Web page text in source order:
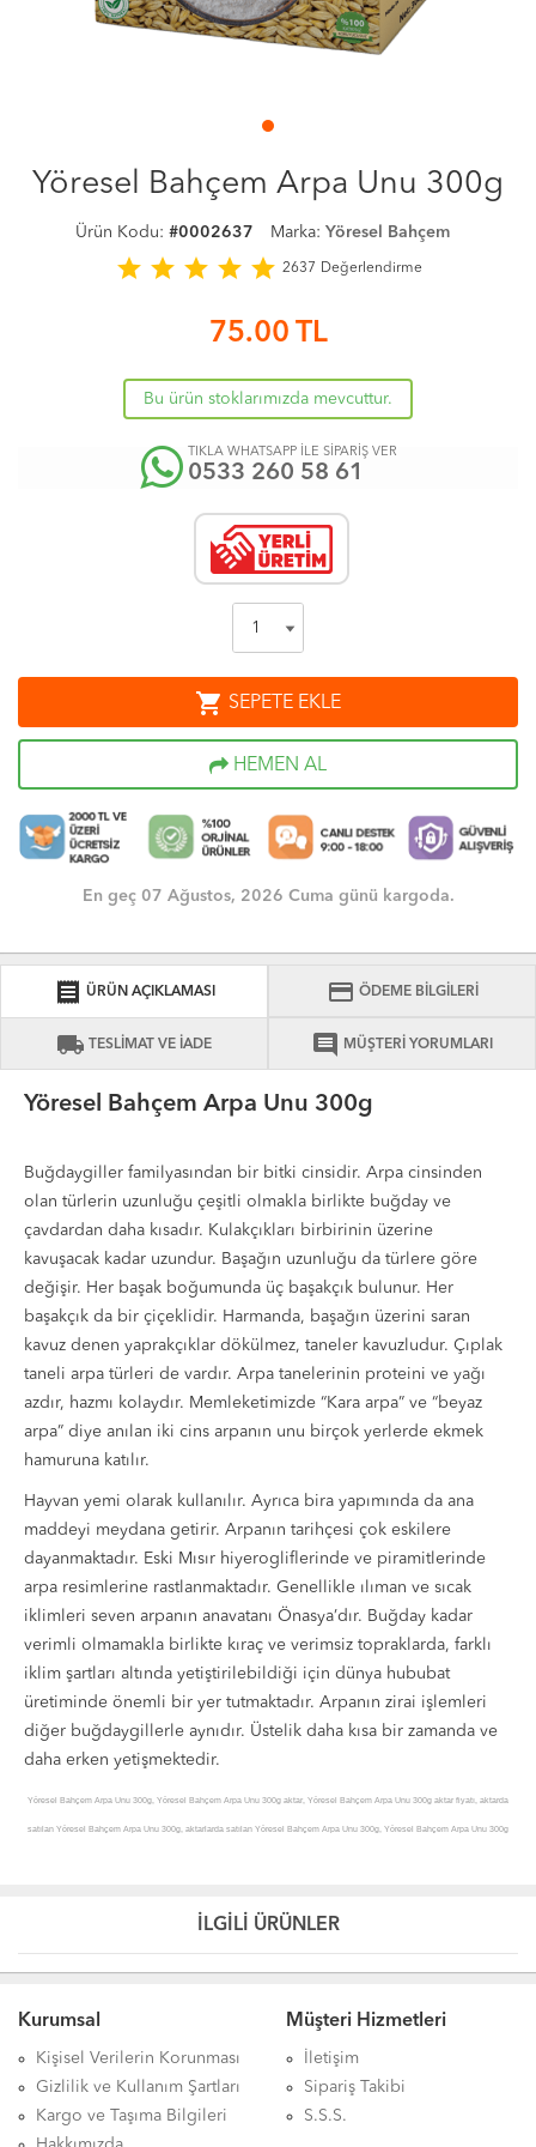
Yöresel Bahçem Arpa Unu 300g
Ürün Kodu: #0002637 Marka: Yöresel Bahçem
star star star star star 2637 Değerlendirme
75.00 TL
Bu ürün stoklarımızda mevcuttur.
TIKLA WHATSAPP İLE SİPARİŞ VER
0533 260 58 61
shopping_cart SEPETE EKLE
HEMEN AL
En geç 07 Ağustos, 2026 Cuma günü kargoda.
receipt ÜRÜN AÇIKLAMASI credit_card ÖDEME BİLGİLERİ
local_shipping TESLİMAT VE İADE comment MÜŞTERİ YORUMLARI
Yöresel Bahçem Arpa Unu 300g
Buğdaygiller familyasından bir bitki cinsidir. Arpa cinsinden
olan türlerin uzunluğu çeşitli olmakla birlikte buğday ve
çavdardan daha kısadır. Kulakçıkları birbirinin üzerine
kavuşacak kadar uzundur. Başağın uzunluğu da türlere göre
değişir. Her başak boğumunda üç başakçık bulunur. Her
başakçık da bir çiçeklidir. Harmanda, başağın üzerini saran
kavuz denen yaprakçıklar dökülmez, taneler kavuzludur. Çıplak
taneli arpa türleri de vardır. Arpa tanelerinin proteini ve yağı
azdır, hazmı kolaydır. Memleketimizde “Kara arpa” ve “beyaz
arpa” diye anılan iki cins arpanın unu birçok yerlerde ekmek
hamuruna katılır.
Hayvan yemi olarak kullanılır. Ayrıca bira yapımında da ana
maddeyi meydana getirir. Arpanın tarihçesi çok eskilere
dayanmaktadır. Eski Mısır hiyerogliflerinde ve piramitlerinde
arpa resimlerine rastlanmaktadır. Genellikle ılıman ve sıcak
iklimleri seven arpanın anavatanı Önasya’dır. Buğday kadar
verimli olmamakla birlikte kıraç ve verimsiz topraklarda, farklı
iklim şartları altında yetiştirilebildiği için dünya hububat
üretiminde önemli bir yer tutmaktadır. Arpanın zirai işlemleri
diğer buğdaygillerle aynıdır. Üstelik daha kısa bir zamanda ve
daha erken yetişmektedir.
Yöresel Bahçem Arpa Unu 300g, Yöresel Bahçem Arpa Unu 300g aktar, Yöresel Bahçem Arpa Unu 300g aktar fiyatı, aktarda
satılan Yöresel Bahçem Arpa Unu 300g, aktarlarda satılan Yöresel Bahçem Arpa Unu 300g, Yöresel Bahçem Arpa Unu 300g
Arpa Unu 300g yorumları, Yöresel Bahçem Arpa Unu 300g hakkındaki yorumlar, Yöresel Bahçem Arpa Unu 300g açıklamalı
300g zararları, Yöresel Bahçem Arpa Unu 300g zararlı mı, Yöresel Bahçem Arpa Unu 300g uyarılar, Yöresel Bahçem Arpa Unu
300g satan, Yöresel Bahçem Arpa Unu 300g satış yerleri, Yöresel Bahçem Arpa Unu 300gI satılan yerler, Yöresel Bahçem
Arpa Unu 300g satan yerler, Yöresel Bahçem Arpa Unu 300g nerede satılır, Yöresel Bahçem Arpa Unu 300g nereden alınır,
Yöresel Bahçem Arpa Unu 300g nerelerde satılıyor, Yöresel Bahçem Arpa Unu 300g nerden alabilirim, Yöresel Bahçem Arpa
Unu 300g satılan, Yöresel Bahçem Arpa Unu 300g satılır, Yöresel Bahçem Arpa Unu 300g etkileri, Yöresel Bahçem Arpa Unu
İLGİLİ ÜRÜNLER
Kurumsal
Kişisel Verilerin Korunması
Gizlilik ve Kullanım Şartları
Kargo ve Taşıma Bilgileri
Müşteri Hizmetleri
İletişim
Sipariş Takibi
S.S.S.